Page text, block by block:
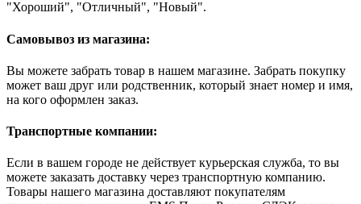
"Хороший", "Отличный", "Новый".
Самовывоз из магазина:
Вы можете забрать товар в нашем магазине. Забрать покупку
может ваш друг или родственник, который знает номер и имя,
на кого оформлен заказ.
Транспортные компании:
Если в вашем городе не действует курьерская служба, то вы
можете заказать доставку через транспортную компанию.
Товары нашего магазина доставляют покупателям